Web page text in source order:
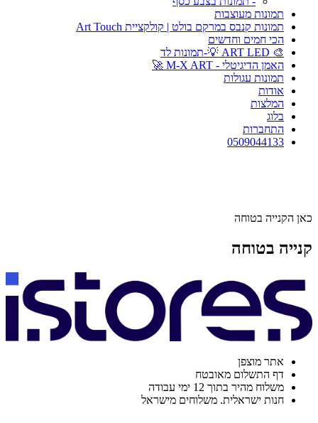
תמונות מעוצבות
תמונות קנבס במרקם בולט | קולקציית Art Touch
הכי חמים וחדשים
🎨 ART LED 💡-תמונות לד
האמן הדיגיטלי - M-X ART 🚀
תמונות עגולות
אודות
המלצות
בלוג
התחברות
0509044133
כאן הקנייה בטוחה
קנייה בטוחה
אתר מוצפן
דף התשלום מאובטח
משלוח מהיר בתוך 12 ימי עבודה
חנות ישראלית. משלוחים מישראל